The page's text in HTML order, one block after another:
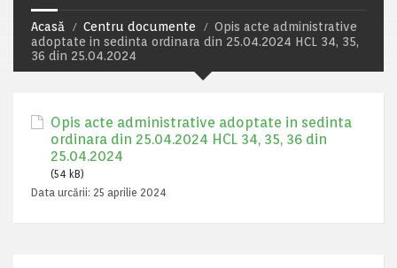
Acasă Centru documente
Opis acte administrative
adoptate in sedinta ordinara din 25.04.2024 HCL 34, 35,
36 din 25.04.2024
Opis acte administrative adoptate in sedinta
ordinara din 25.04.2024 HCL 34, 35, 36 din
25.04.2024
(54 kB)
Data urcării: 25 aprilie 2024